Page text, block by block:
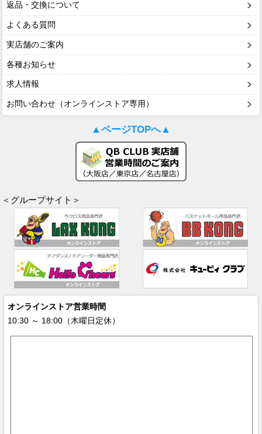
返品・交換について
よくある質問
実店舗のご案内
各種お知らせ
求人情報
お問い合わせ（オンラインストア専用）
▲ページTOPへ▲
＜グループサイト＞
オンラインストア営業時間
10:30 ～ 18:00（木曜日定休）